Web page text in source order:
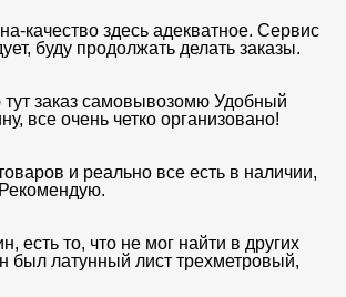
качество здесь адекватное. Сервис
буду продолжать делать заказы.
заказ самовывозомю Удобный
все очень четко организовано!
и реально все есть в наличии,
есть то, что не мог найти в других
был латунный лист трехметровый,